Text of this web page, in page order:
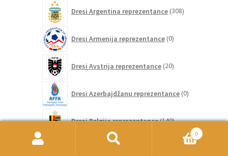
Dresi Argentina reprezentance 308izdelkov
Dresi Armenija reprezentance 0izdelkov
Dresi Avstrija reprezentance 20izdelkov
Dresi Azerbajdžanu reprezentance 0izdelkov
Dresi Belgija reprezentance 140
0